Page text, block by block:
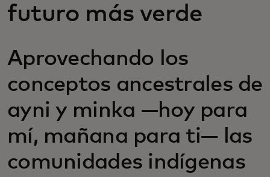
futuro más verde
Aprovechando los
conceptos ancestrales de
ayni y minka —hoy para
mí, mañana para ti— las
comunidades indígenas